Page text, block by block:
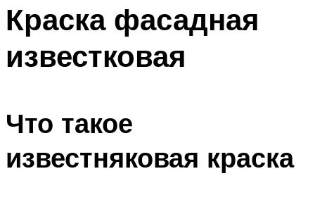
Краска фасадная
известковая
Что такое
известняковая краска